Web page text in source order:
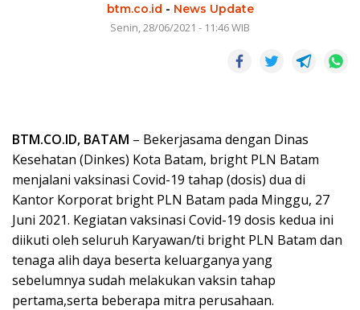
btm.co.id - News Update
Senin, 28/06/2021 - 11:46 WIB
BTM.CO.ID, BATAM – Bekerjasama dengan Dinas
Kesehatan (Dinkes) Kota Batam, bright PLN Batam
menjalani vaksinasi Covid-19 tahap (dosis) dua di
Kantor Korporat bright PLN Batam pada Minggu, 27
Juni 2021. Kegiatan vaksinasi Covid-19 dosis kedua ini
diikuti oleh seluruh Karyawan/ti bright PLN Batam dan
tenaga alih daya beserta keluarganya yang
sebelumnya sudah melakukan vaksin tahap
pertama,serta beberapa mitra perusahaan.